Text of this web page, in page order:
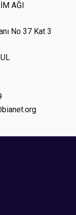
AĞI
No 37 Kat 3